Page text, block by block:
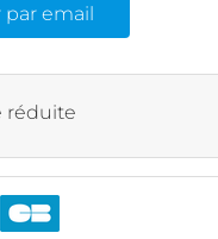
par email
réduite